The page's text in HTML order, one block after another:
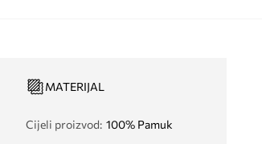
MATERIJAL
Cijeli proizvod: 100% Pamuk